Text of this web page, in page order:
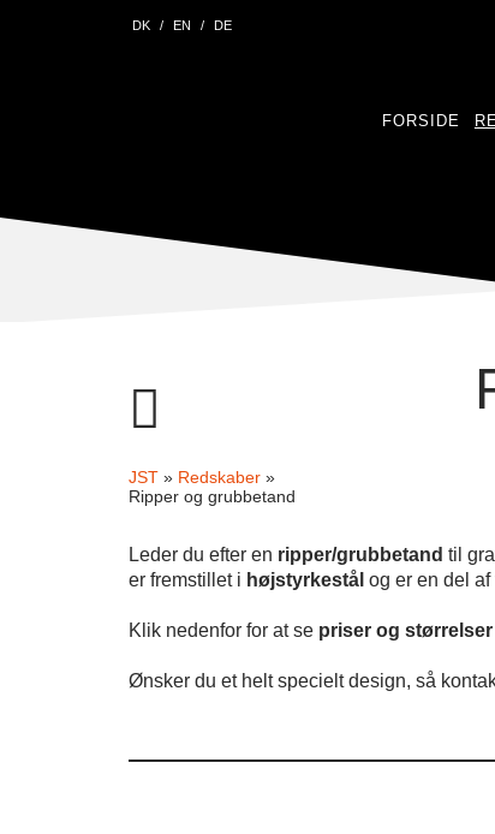
DK EN DE
FORSIDE
JST » Redskaber »
Ripper og grubbetand
Leder du efter en ripper/grubbetand til
er fremstillet i højstyrkestål og er en del
Klik nedenfor for at se priser og størrelser
Ønsker du et helt specielt design, så